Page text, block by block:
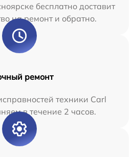
бесплатно доставит
на ремонт и обратно.
ремонт
техники Carl
в течение 2 часов.